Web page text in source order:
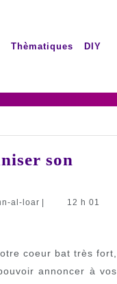
Thèmatiques DIY
son
al-loarkann-
12 h 01
coeur bat très fort,
annoncer à vos